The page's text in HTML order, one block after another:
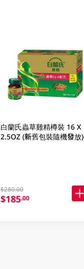
白蘭氏蟲草雞精樽裝 16 X
2.5OZ (新舊包裝隨機發放)
$280.00
$185.00